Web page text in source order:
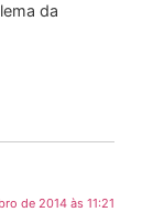
da
de 2014 às 11:21